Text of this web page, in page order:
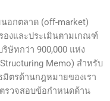
อกตลาด (off-market)
งและประเมินตามเกณฑ์
ษัทกว่า 900,000 แห่ง
Memo) สำหรับ
ตรด้านกฎหมายของเรา
รวจสอบข้อกำหนดด้าน